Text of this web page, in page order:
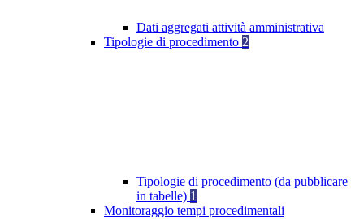
Dati aggregati attività amministrativa
Tipologie di procedimento 2
Tipologie di procedimento (da pubblicare
in tabelle) 1
Monitoraggio tempi procedimentali